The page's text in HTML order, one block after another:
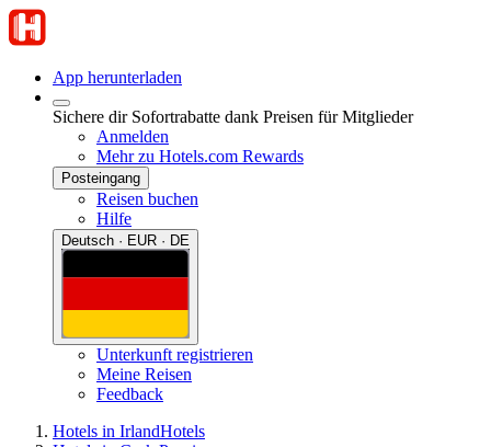
App herunterladen
Sichere dir Sofortrabatte dank Preisen für Mitglieder
Anmelden
Mehr zu Hotels.com Rewards
Posteingang
Reisen buchen
Hilfe
Deutsch · EUR · DE
Unterkunft registrieren
Meine Reisen
Feedback
Hotels in IrlandHotels